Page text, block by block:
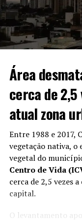
“Foi
tem
não”,
Área
cerca de 2,5
atual zona
Entre 1988 e 2017,
vegetação nativa, o
vegetal do
Centro de Vida
cerca de 2,5 vezes
capital.
O levantamento